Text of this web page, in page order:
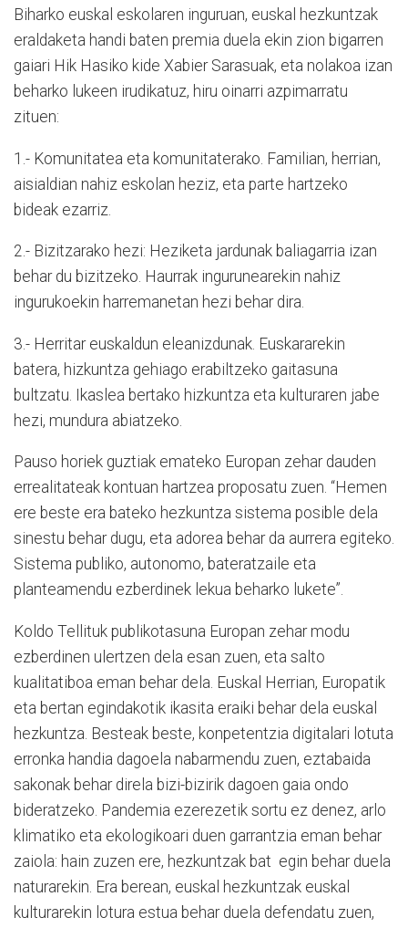
Biharko euskal eskolaren inguruan, euskal hezkuntzak
eraldaketa handi baten premia duela ekin zion bigarren
gaiari Hik Hasiko kide Xabier Sarasuak, eta nolakoa izan
beharko lukeen irudikatuz, hiru oinarri azpimarratu
zituen:
1.- Komunitatea eta komunitaterako. Familian, herrian,
aisialdian nahiz eskolan heziz, eta parte hartzeko
bideak ezarriz.
2.- Bizitzarako hezi: Heziketa jardunak baliagarria izan
behar du bizitzeko. Haurrak ingurunearekin nahiz
ingurukoekin harremanetan hezi behar dira.
3.- Herritar euskaldun eleanizdunak. Euskararekin
batera, hizkuntza gehiago erabiltzeko gaitasuna
bultzatu. Ikaslea bertako hizkuntza eta kulturaren jabe
hezi, mundura abiatzeko.
Pauso horiek guztiak emateko Europan zehar dauden
errealitateak kontuan hartzea proposatu zuen. “Hemen
ere beste era bateko hezkuntza sistema posible dela
sinestu behar dugu, eta adorea behar da aurrera egiteko.
Sistema publiko, autonomo, bateratzaile eta
planteamendu ezberdinek lekua beharko lukete”.
Koldo Tellituk publikotasuna Europan zehar modu
ezberdinen ulertzen dela esan zuen, eta salto
kualitatiboa eman behar dela. Euskal Herrian, Europatik
eta bertan egindakotik ikasita eraiki behar dela euskal
hezkuntza. Besteak beste, konpetentzia digitalari lotuta
erronka handia dagoela nabarmendu zuen, eztabaida
sakonak behar direla bizi-bizirik dagoen gaia ondo
bideratzeko. Pandemia ezerezetik sortu ez denez, arlo
klimatiko eta ekologikoari duen garrantzia eman behar
zaiola: hain zuzen ere, hezkuntzak bat egin behar duela
naturarekin. Era berean, euskal hezkuntzak euskal
kulturarekin lotura estua behar duela defendatu zuen,